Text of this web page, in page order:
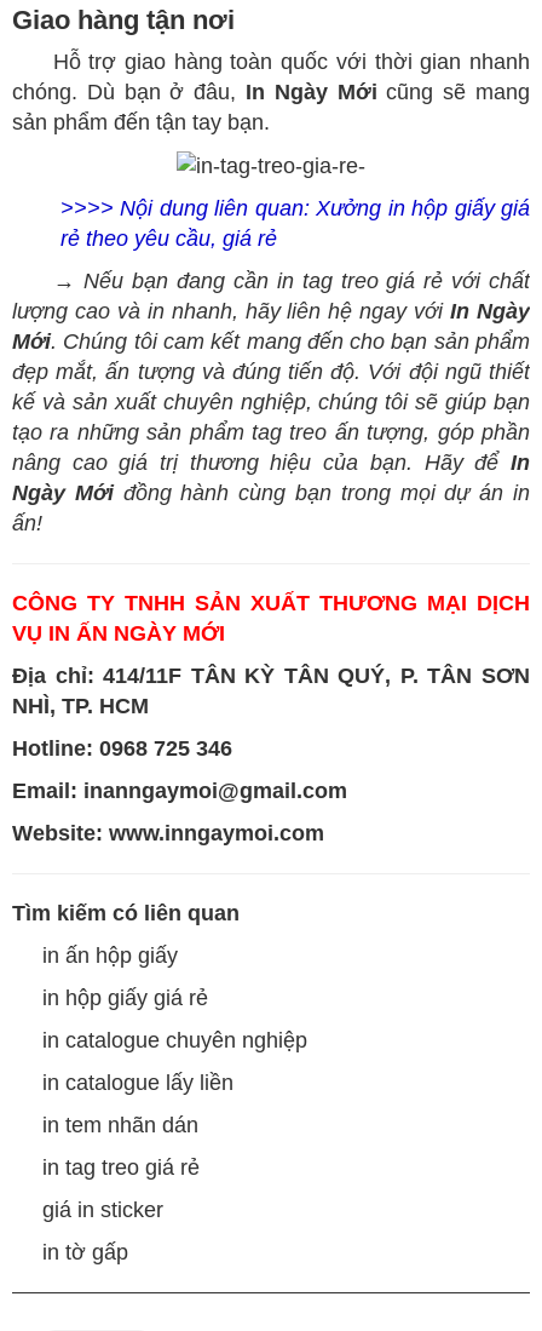
Giao hàng tận nơi
Hỗ trợ giao hàng toàn quốc với thời gian nhanh
chóng. Dù bạn ở đâu, In Ngày Mới cũng sẽ mang
sản phẩm đến tận tay bạn.
>>>> Nội dung liên quan:Xưởng in hộp giấy giá
rẻ theo yêu cầu, giá rẻ
→ Nếu bạn đang cần in tag treo giá rẻ với chất
lượng cao và in nhanh, hãy liên hệ ngay vớiIn Ngày
Mới. Chúng tôi cam kết mang đến cho bạn sản phẩm
đẹp mắt, ấn tượng và đúng tiến độ. Với đội ngũ thiết
kế và sản xuất chuyên nghiệp, chúng tôi sẽ giúp bạn
tạo ra những sản phẩm tag treo ấn tượng, góp phần
nâng cao giá trị thương hiệu của bạn. Hãy để In
Ngày Mớiđồng hành cùng bạn trong mọi dự án in
ấn!
CÔNG TY TNHH SẢN XUẤT THƯƠNG MẠI DỊCH
VỤ IN ẤN NGÀY MỚI
Địa chỉ: 414/11F TÂN KỲ TÂN QUÝ, P. TÂN SƠN
NHÌ, TP. HCM
Hotline: 0968 725 346
Email: inanngaymoi@gmail.com
Website: www.inngaymoi.com
Tìm kiếm có liên quan
in ấn hộp giấy
in hộp giấy giá rẻ
in catalogue chuyên nghiệp
in catalogue lấy liền
in tem nhãn dán
in tag treo giá rẻ
giá in sticker
in tờ gấp